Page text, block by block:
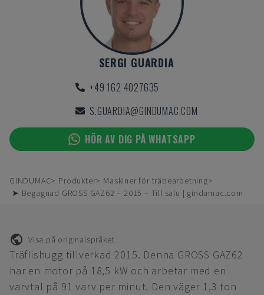
SERGI GUARDIA
+49 162 4027635
S.GUARDIA@GINDUMAC.COM
HÖR AV DIG PÅ WHATSAPP
GINDUMAC Produkter
Maskiner för träbearbetning
➤ Begagnad GROSS GAZ62 – 2015 – Till salu | gindumac.com
Visa på originalspråket
Träflishugg tillverkad 2015. Denna GROSS GAZ62
har en motor på 18,5 kW och arbetar med en
varvtal på 91 varv per minut. Den väger 1,3 ton